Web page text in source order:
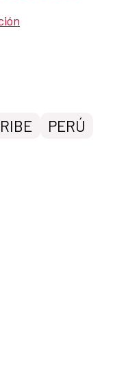
PERÚ